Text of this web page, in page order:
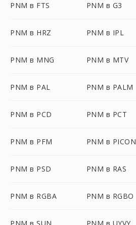
PNM в FTS PNM в G3
PNM в HRZ PNM в IPL
PNM в MNG PNM в MTV
PNM в PAL PNM в PALM
PNM в PCD PNM в PCT
PNM в PFM PNM в PICON
PNM в PSD PNM в RAS
PNM в RGBA PNM в RGBO